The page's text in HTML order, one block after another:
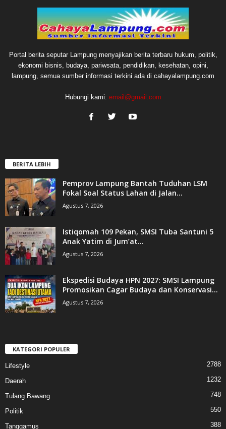
Portal berita seputar Lampung menyajikan berita terbaru hukum, politik,
ekonomi bisnis, budaya, pariwsata, pendidikan, kesehatan, opini,
lampung, semua sumber informasi terkini ada di cahayalampung.com
Hubungi kami: email@gmail.com
BERITA LEBIH
Pemprov Lampung Bantah Tuduhan LSM
Fokal Soal Status Lahan di Jalan...
Agustus 7, 2026
Istiqomah 109 Pekan, SMSI Tuba Santuni 5
Anak Yatim di Jum’at...
Agustus 7, 2026
Ekspedisi Budaya HPN 2027: SMSI Lampung
Promosikan Cagar Budaya dan Konservasi...
Agustus 7, 2026
KATEGORI POPULER
Lifestyle 2788
Daerah 1232
Tulang Bawang 748
Politik 550
Tanggamus 388